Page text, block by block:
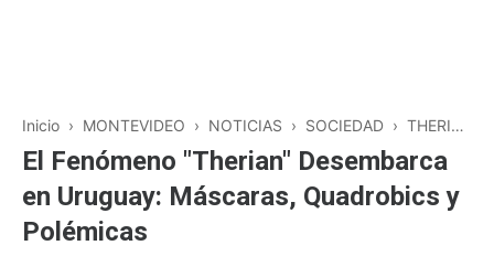
Inicio › MONTEVIDEO › NOTICIAS › SOCIEDAD › THERIAN
El Fenómeno "Therian" Desembarca
en Uruguay: Máscaras, Quadrobics y
Polémicas